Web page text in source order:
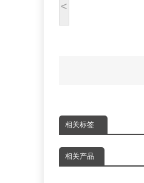
<
相关标签
相关产品